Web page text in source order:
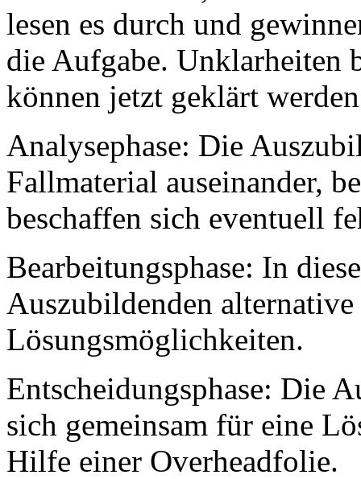
lesen es durch und
die Aufgabe. Unklarheiten
können jetzt geklärt
Analysephase: Die
Fallmaterial auseinander,
beschaffen sich eventuell
Bearbeitungsphase: In
Auszubildenden
Lösungsmöglichkeiten.
Entscheidungsphase: Die
sich gemeinsam für eine
Hilfe einer Overheadfolie.